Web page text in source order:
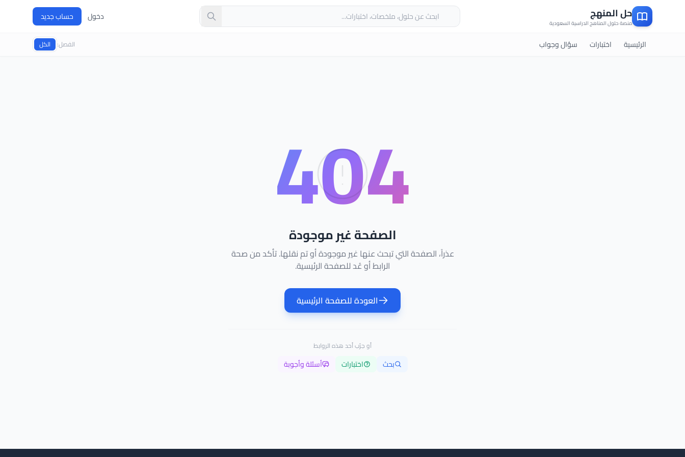
حل المنهج
منصة حلول المناهج الدراسية السعودية
بحث دخول حساب جديد
الرئيسية اختبارات سؤال وجواب الفصل: الكل
404
الصفحة غير موجودة
عذراً، الصفحة التي تبحث عنها غير موجودة أو تم نقلها. تأكد من صحة
الرابط أو عُد للصفحة الرئيسية.
العودة للصفحة الرئيسية
أو جرّب أحد هذه الروابط
بحث اختبارات أسئلة وأجوبة